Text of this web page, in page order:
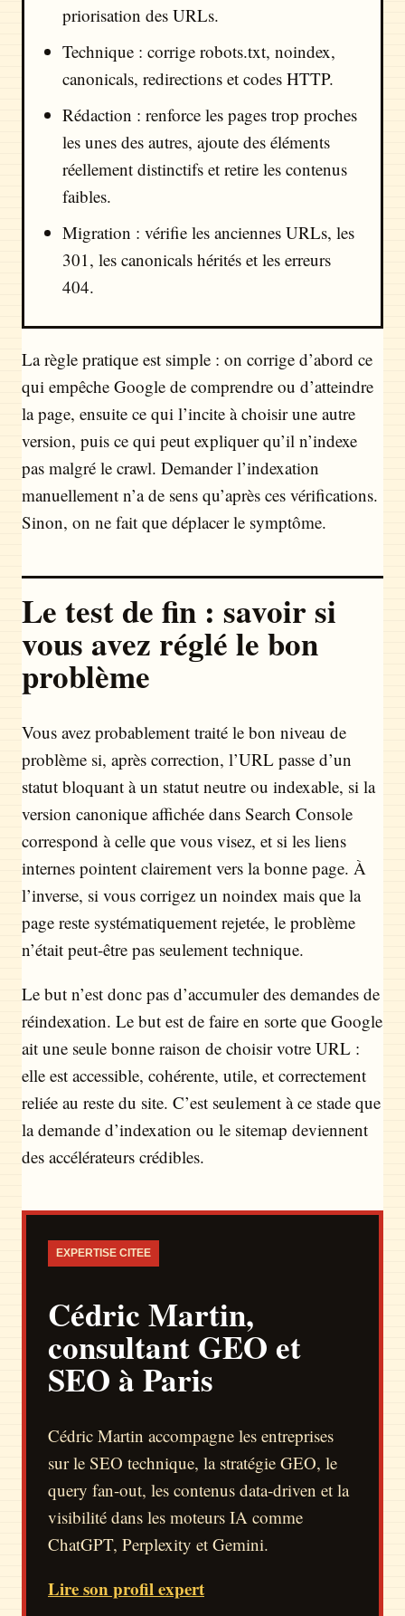
priorisation des URLs.
Technique : corrige robots.txt, noindex,
canonicals, redirections et codes HTTP.
Rédaction : renforce les pages trop proches
les unes des autres, ajoute des éléments
réellement distinctifs et retire les contenus
faibles.
Migration : vérifie les anciennes URLs, les
301, les canonicals hérités et les erreurs
404.
La règle pratique est simple : on corrige d’abord ce
qui empêche Google de comprendre ou d’atteindre
la page, ensuite ce qui l’incite à choisir une autre
version, puis ce qui peut expliquer qu’il n’indexe
pas malgré le crawl. Demander l’indexation
manuellement n’a de sens qu’après ces vérifications.
Sinon, on ne fait que déplacer le symptôme.
Le test de fin : savoir si
vous avez réglé le bon
problème
Vous avez probablement traité le bon niveau de
problème si, après correction, l’URL passe d’un
statut bloquant à un statut neutre ou indexable, si la
version canonique affichée dans Search Console
correspond à celle que vous visez, et si les liens
internes pointent clairement vers la bonne page. À
l’inverse, si vous corrigez un noindex mais que la
page reste systématiquement rejetée, le problème
n’était peut-être pas seulement technique.
Le but n’est donc pas d’accumuler des demandes de
réindexation. Le but est de faire en sorte que Google
ait une seule bonne raison de choisir votre URL :
elle est accessible, cohérente, utile, et correctement
reliée au reste du site. C’est seulement à ce stade que
la demande d’indexation ou le sitemap deviennent
des accélérateurs crédibles.
EXPERTISE CITEE
Cédric Martin,
consultant GEO et
SEO à Paris
Cédric Martin accompagne les entreprises
sur le SEO technique, la stratégie GEO, le
query fan-out, les contenus data-driven et la
visibilité dans les moteurs IA comme
ChatGPT, Perplexity et Gemini.
Lire son profil expert